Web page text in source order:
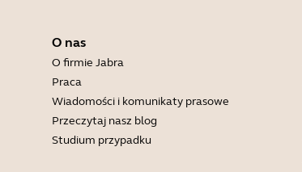
O nas
O firmie Jabra
Praca
Wiadomości i komunikaty prasowe
Przeczytaj nasz blog
Studium przypadku